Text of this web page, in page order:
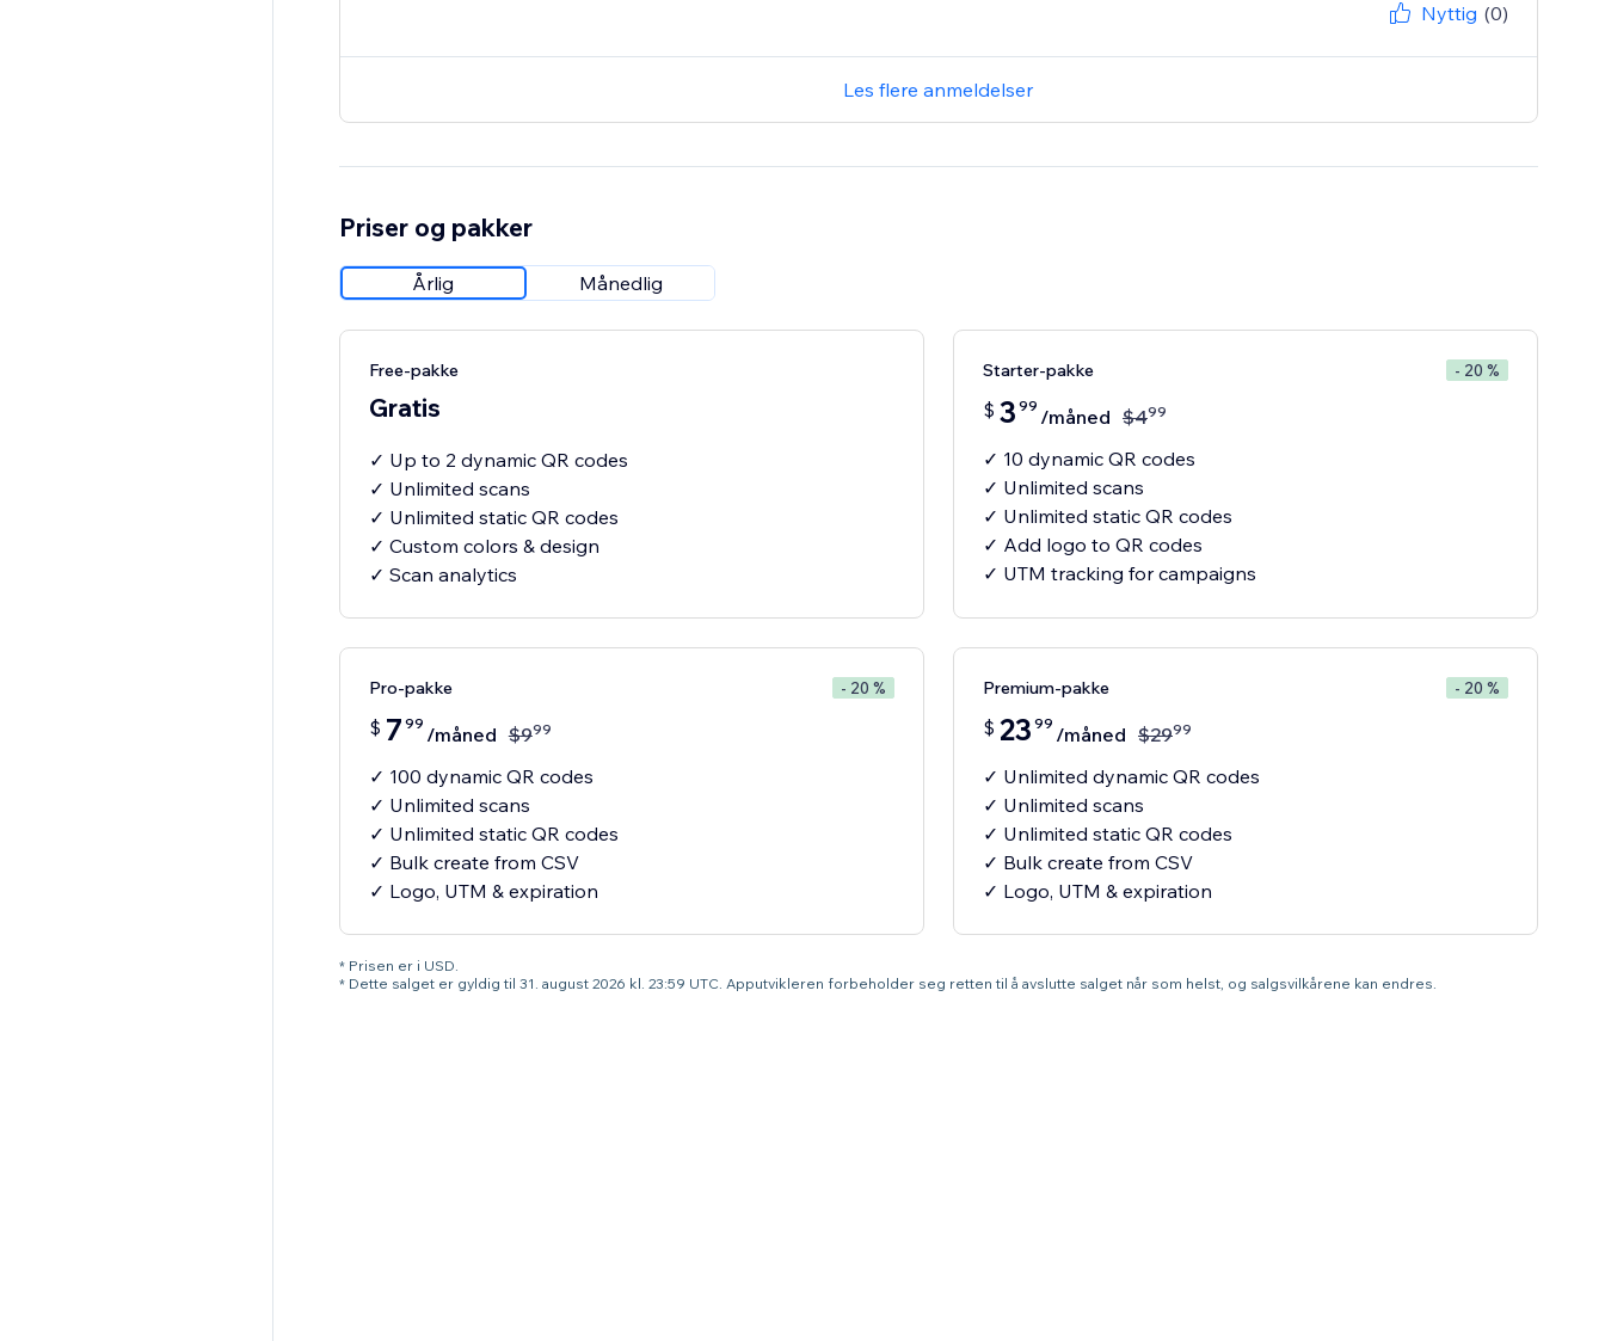
Nyttig (0)
Les flere anmeldelser
Priser og pakker
Årlig Månedlig
Free-pakke
Gratis
✓ Up to 2 dynamic QR codes
✓ Unlimited scans
✓ Unlimited static QR codes
✓ Custom colors & design
✓ Scan analytics
Starter-pakke - 20 %
$ 3 99 /måned $499
✓ 10 dynamic QR codes
✓ Unlimited scans
✓ Unlimited static QR codes
✓ Add logo to QR codes
Pro-pakke - 20 %
$ 7 99 /måned $999
✓ 100 dynamic QR codes
✓ Unlimited scans
✓ Unlimited static QR codes
✓ Bulk create from CSV
✓ Logo, UTM & expiration
Premium-pakke - 20 %
$ 23 99 /måned $2999
✓ Unlimited dynamic QR codes
✓ Unlimited scans
✓ Unlimited static QR codes
✓ Bulk create from CSV
✓ Logo, UTM & expiration
* Prisen er i USD.
* Dette salget er gyldig til 31. august 2026 kl. 23:59 UTC. Apputvikleren forbeholder seg retten til å avslutte salget når som helst, og salgsvilkårene kan endres.